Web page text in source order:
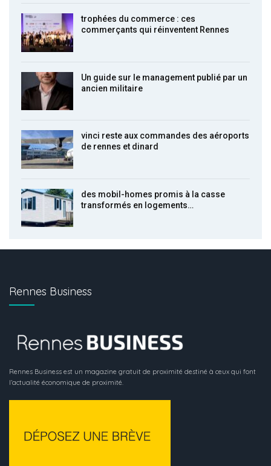
trophées du commerce : ces
commerçants qui réinventent Rennes
Un guide sur le management publié par un
ancien militaire
vinci reste aux commandes des aéroports
de rennes et dinard
des mobil-homes promis à la casse
transformés en logements…
Rennes Business
Rennes Business est un magazine gratuit de proximité destiné à ceux qui font
l’actualité économique de proximité.